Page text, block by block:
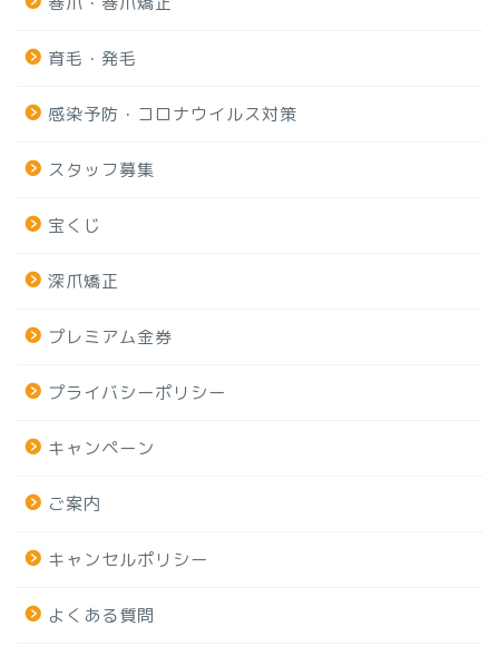
育毛・発毛
感染予防・コロナウイルス対策
スタッフ募集
宝くじ
深爪矯正
プレミアム金券
プライバシーポリシー
キャンペーン
ご案内
キャンセルポリシー
よくある質問